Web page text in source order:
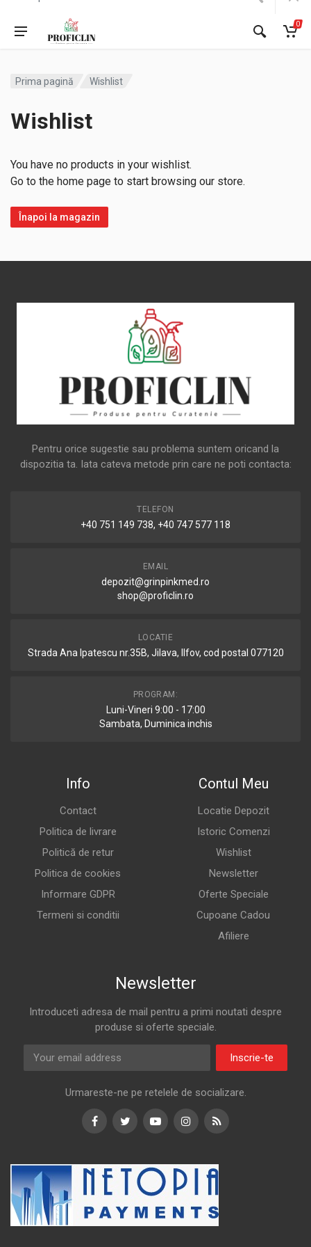
0
Prima pagină Wishlist
Wishlist
You have no products in your wishlist.
Go to the home page to start browsing our store.
Înapoi la magazin
Pentru orice sugestie sau problema suntem oricand la
dispozitia ta. Iata cateva metode prin care ne poti contacta:
TELEFON
+40 751 149 738, +40 747 577 118
EMAIL
depozit@grinpinkmed.ro
shop@proficlin.ro
LOCATIE
Strada Ana Ipatescu nr.35B, Jilava, Ilfov, cod postal 077120
PROGRAM:
Luni-Vineri 9:00 - 17:00
Sambata, Duminica inchis
Info
Contact
Politica de livrare
Politică de retur
Politica de cookies
Informare GDPR
Termeni si conditii
Contul Meu
Locatie Depozit
Istoric Comenzi
Wishlist
Newsletter
Oferte Speciale
Cupoane Cadou
Afiliere
Newsletter
Introduceti adresa de mail pentru a primi noutati despre
produse si oferte speciale.
Inscrie-te
Urmareste-ne pe retelele de socializare.
FacebookTwitterYoutubeInstagram
RSS